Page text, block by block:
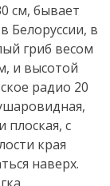
см, бывает
Белоруссии, в
гриб весом
и высотой
радио 20
плоская, с
края
наверх.